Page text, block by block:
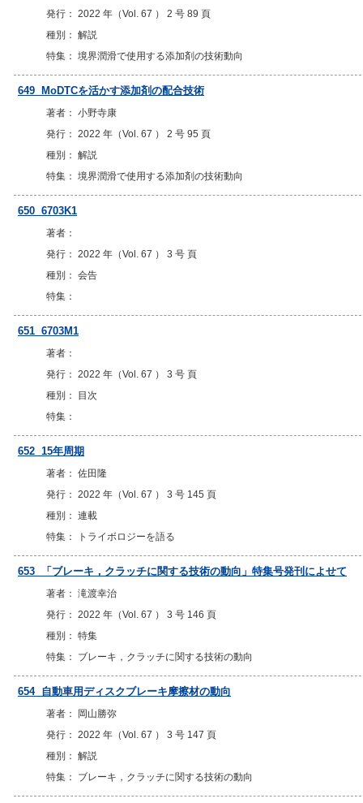
発行： 2022 年（Vol. 67 ） 2 号 89 頁
種別： 解説
特集： 境界潤滑で使用する添加剤の技術動向
649 MoDTCを活かす添加剤の配合技術
著者： 小野寺康
発行： 2022 年（Vol. 67 ） 2 号 95 頁
種別： 解説
特集： 境界潤滑で使用する添加剤の技術動向
650 6703K1
著者：
発行： 2022 年（Vol. 67 ） 3 号 頁
種別： 会告
特集：
651 6703M1
著者：
発行： 2022 年（Vol. 67 ） 3 号 頁
種別： 目次
特集：
652 15年周期
著者： 佐田隆
発行： 2022 年（Vol. 67 ） 3 号 145 頁
種別： 連載
特集： トライボロジーを語る
653 「ブレーキ，クラッチに関する技術の動向」特集号発刊によせて
著者： 滝渡幸治
発行： 2022 年（Vol. 67 ） 3 号 146 頁
種別： 特集
特集： ブレーキ，クラッチに関する技術の動向
654 自動車用ディスクブレーキ摩擦材の動向
著者： 岡山勝弥
発行： 2022 年（Vol. 67 ） 3 号 147 頁
種別： 解説
特集： ブレーキ，クラッチに関する技術の動向